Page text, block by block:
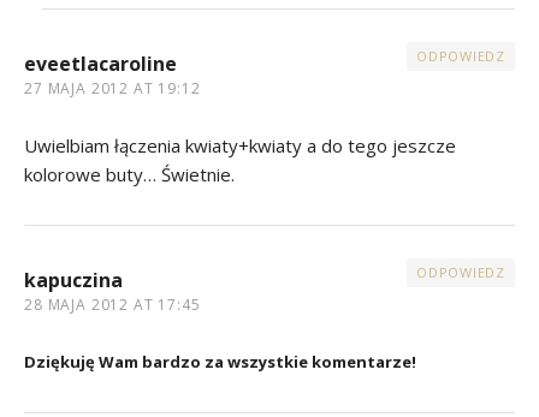
eveetlacaroline
27 MAJA 2012 AT 19:12
ODPOWIEDZ
Uwielbiam łączenia kwiaty+kwiaty a do tego jeszcze
kolorowe buty… Świetnie.
kapuczina
28 MAJA 2012 AT 17:45
ODPOWIEDZ
Dziękuję Wam bardzo za wszystkie komentarze!